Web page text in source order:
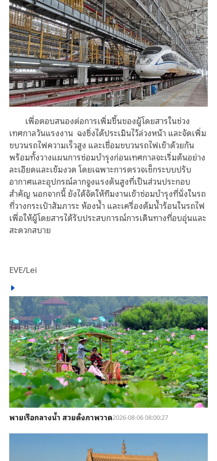
เพื่อตอบสนองต่อการเพิ่มขึ้นของผู้โดยสารในช่วง
เทศกาลวันแรงงาน ฉงชิ่งได้ประเมินไว้ล่วงหน้า และจัดเพิ่ม
ขบวนรถไฟความเร็วสูง และเชื่อมขบวนรถไฟเข้าด้วยกัน
พร้อมทั้งวางแผนการซ่อมบำรุงก่อนเทศกาลจะเริ่มต้นอย่าง
ละเอียดและเข้มงวด โดยเฉพาะการตรวจเช็กระบบปรับ
อากาศและอุปกรณ์ลากจูงแรงดันสูงที่เป็นส่วนประกอบ
สำคัญ นอกจากนี้ ยังได้จัดให้ทีมงานเข้าซ่อมบำรุงที่นั่งในรถ
ที่วางกระเป๋าสัมภาระ ห้องน้ำ และเครื่องต้มน้ำร้อนในรถไฟ
เพื่อให้ผู้โดยสารได้รับประสบการณ์การเดินทางที่อบอุ่นและ
สะดวกสบาย
EVE/Lei
พายเรือกลางน้ำ สวยดั่งภาพวาด2026-08-06 08:00:27